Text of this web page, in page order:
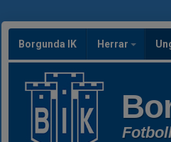
Borgunda IK Herrar